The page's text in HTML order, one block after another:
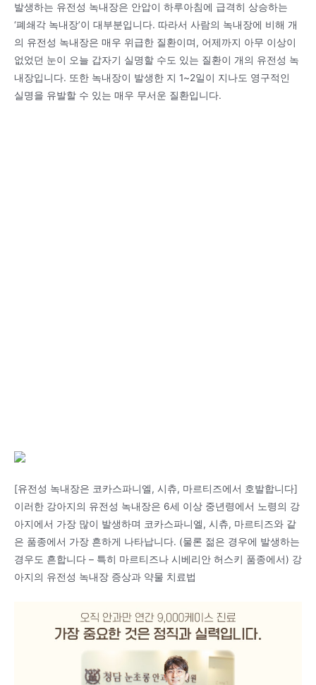
발생하는 유전성 녹내장은 안압이 하루아침에 급격히 상승하는
‘폐쇄각 녹내장’이 대부분입니다. 따라서 사람의 녹내장에 비해 개
의 유전성 녹내장은 매우 위급한 질환이며, 어제까지 아무 이상이
없었던 눈이 오늘 갑자기 실명할 수도 있는 질환이 개의 유전성 녹
내장입니다. 또한 녹내장이 발생한 지 1~2일이 지나도 영구적인
실명을 유발할 수 있는 매우 무서운 질환입니다.
[유전성 녹내장은 코카스파니엘, 시츄, 마르티즈에서 호발합니다]
이러한 강아지의 유전성 녹내장은 6세 이상 중년령에서 노령의 강
아지에서 가장 많이 발생하며 코카스파니엘, 시츄, 마르티즈와 같
은 품종에서 가장 흔하게 나타납니다. (물론 젊은 경우에 발생하는
경우도 흔합니다 – 특히 마르티즈나 시베리안 허스키 품종에서) 강
아지의 유전성 녹내장 증상과 약물 치료법